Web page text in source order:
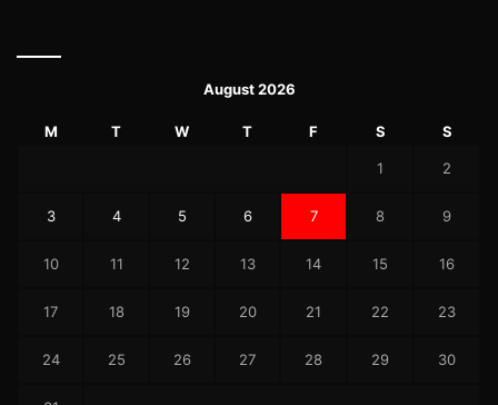
August 2026
M T W T F S S
1 2
3 4 5 6 7 8 9
10 11 12 13 14 15 16
17 18 19 20 21 22 23
24 25 26 27 28 29 30